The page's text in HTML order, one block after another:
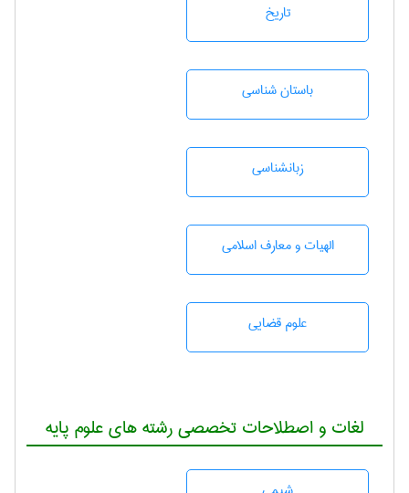
تاريخ
باستان شناسی
زبانشناسی
الهیات و معارف اسلامی
علوم قضایی
لغات و اصطلاحات تخصصی رشته های علوم پایه